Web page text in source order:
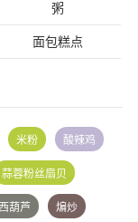
粥
面包糕点
米粉 酸辣鸡
蒜蓉粉丝扇贝
葫芦 煸炒